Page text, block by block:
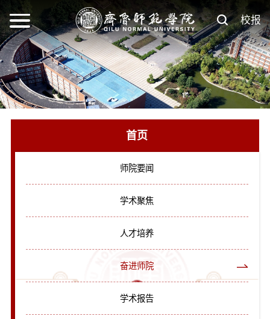
校报
首页
师院要闻
学术聚焦
人才培养
奋进师院
学术报告